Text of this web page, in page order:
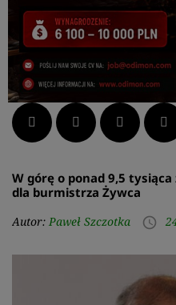
Facebook Twitter LinkedIn
W górę o ponad 9,5
dla burmistrza Żywca
Autor: Paweł Szczotka access_time